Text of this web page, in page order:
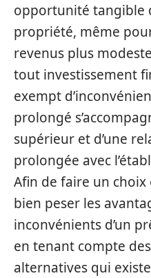
opportunité tangible
propriété, même
revenus plus
tout investissement
exempt
prolongé
supérieur et d’une
prolongée avec
Afin de faire un choix
bien peser les
inconvénients d’un
en tenant compte
alternatives qui